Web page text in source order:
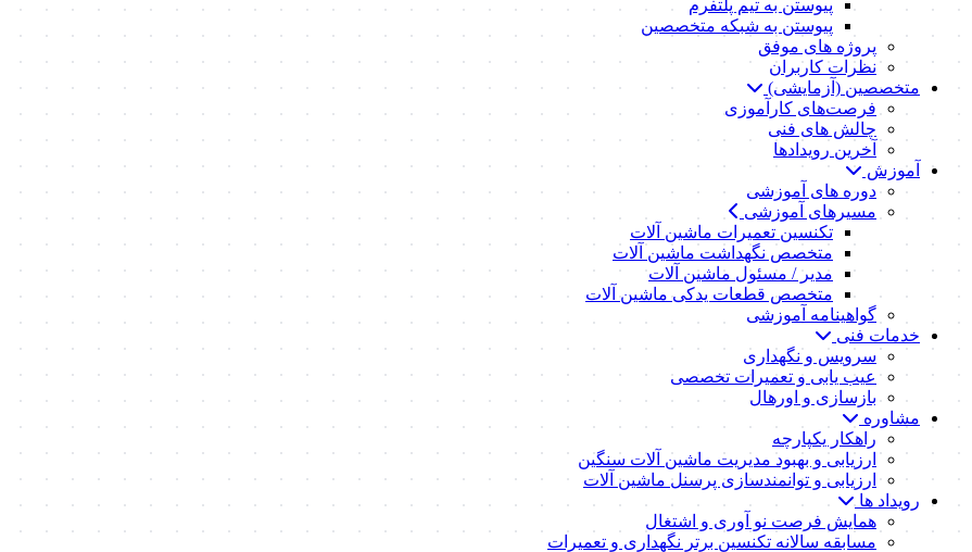
پیوستن به تیم پلتفرم
پیوستن به شبکه متخصصین
پروژه های موفق
نظرات کاربران
متخصصین (آزمایشی)
فرصت‌های کارآموزی
چالش های فنی
آخرین رویدادها
آموزش
دوره های آموزشی
مسیرهای آموزشی
تکنسین تعمیرات ماشین آلات
متخصص نگهداشت ماشین آلات
مدیر / مسئول ماشین آلات
متخصص قطعات یدکی ماشین آلات
گواهینامه آموزشی
خدمات فنی
سرویس و نگهداری
عیب یابی و تعمیرات تخصصی
بازسازی و اورهال
مشاوره
راهکار یکپارچه
ارزیابی و بهبود مدیریت ماشین آلات سنگین
ارزیابی و توانمندسازی پرسنل ماشین آلات
رویداد ها
همایش فرصت نو آوری و اشتغال
مسابقه سالانه تکنسین برتر نگهداری و تعمیرات